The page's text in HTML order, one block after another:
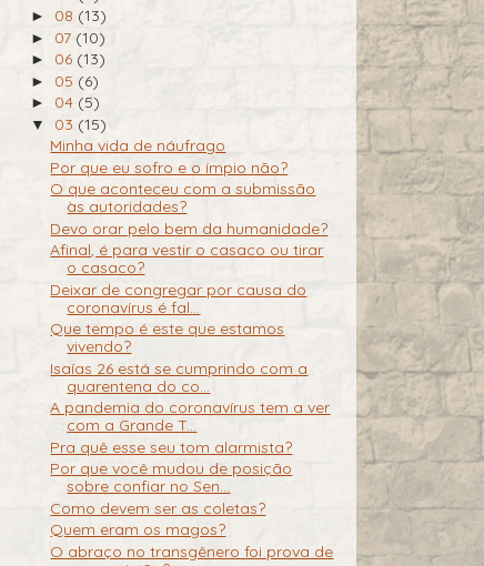
► 08 (13)
► 07 (10)
► 06 (13)
► 05 (6)
► 04 (5)
▼ 03 (15)
Minha vida de náufrago
Por que eu sofro e o ímpio não?
O que aconteceu com a submissão
às autoridades?
Devo orar pelo bem da humanidade?
Afinal, é para vestir o casaco ou tirar
o casaco?
Deixar de congregar por causa do
coronavírus é fal...
Que tempo é este que estamos
vivendo?
Isaías 26 está se cumprindo com a
quarentena do co...
A pandemia do coronavírus tem a ver
com a Grande T...
Pra quê esse seu tom alarmista?
Por que você mudou de posição
sobre confiar no Sen...
Como devem ser as coletas?
Quem eram os magos?
O abraço no transgênero foi prova de